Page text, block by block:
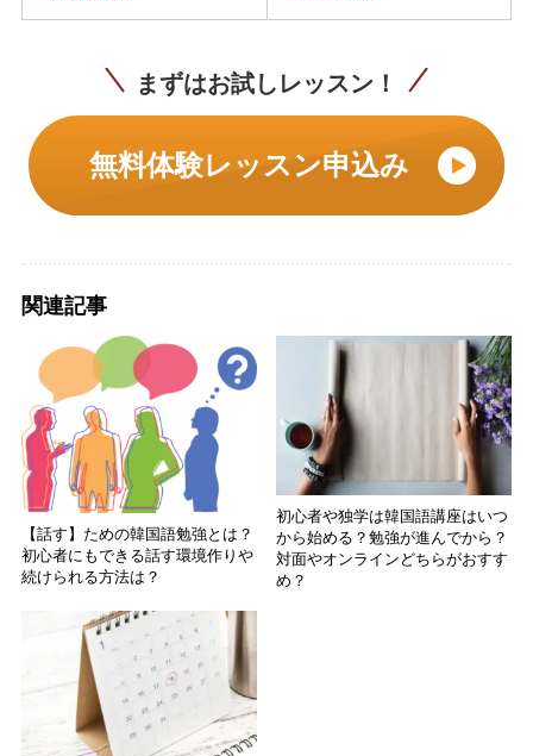
まずはお試しレッスン！
無料体験レッスン申込み
関連記事
【話す】ための韓国語勉強とは？
初心者にもできる話す環境作りや
続けられる方法は？
初心者や独学は韓国語講座はいつ
から始める？勉強が進んでから？
対面やオンラインどちらがおすす
め？